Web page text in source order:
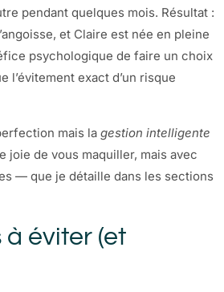
pendant quelques mois. Résultat :
et Claire est née en pleine
psychologique de faire un choix
l’évitement exact d’un risque
mais la gestion intelligente
joie de vous maquiller, mais avec
— que je détaille dans les sections
à éviter (et